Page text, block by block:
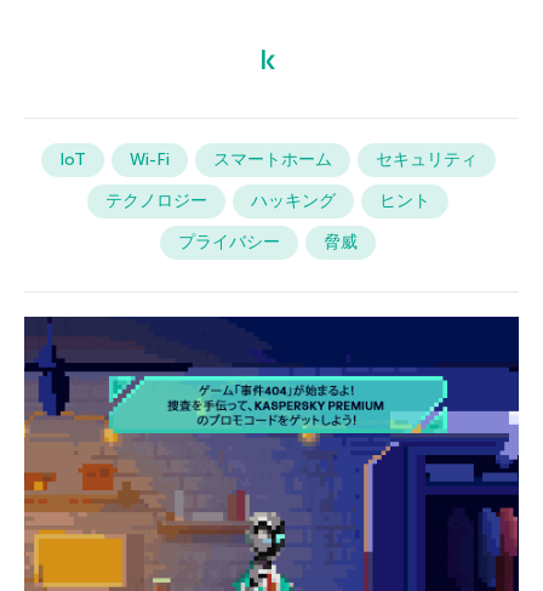
IoT Wi-Fi スマートホーム
セキュリティ
テクノロジー
ハッキング
ヒント
プライバシー
脅威